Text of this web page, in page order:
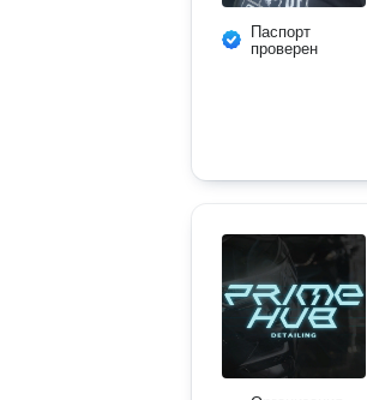
Паспорт
проверен